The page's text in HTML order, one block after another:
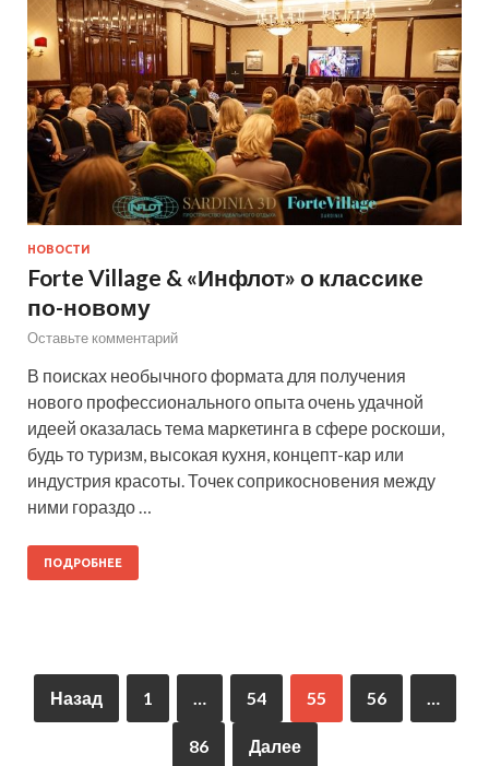
НОВОСТИ
Forte Village & «Инфлот» о классике
по-новому
Оставьте комментарий
В поисках необычного формата для получения
нового профессионального опыта очень удачной
идеей оказалась тема маркетинга в сфере роскоши,
будь то туризм, высокая кухня, концепт-кар или
индустрия красоты. Точек соприкосновения между
ними гораздо …
ПОДРОБНЕЕ
Назад 1 54 55 56
86 Далее